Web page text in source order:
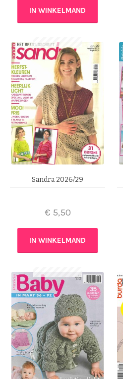
IN WINKELMAND
Sandra 2026/29
€ 5,50
IN WINKELMAND